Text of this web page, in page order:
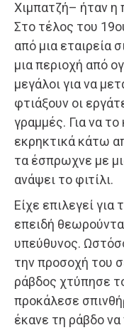
Χιμπατζή– ήταν η
Στο τέλος του
από μια εταιρεία
μια περιοχή από
μεγάλοι για να
φτιάξουν οι
γραμμές. Για να
εκρηκτικά κάτω
τα έσπρωχνε με
ανάψει το φιτίλι.
Είχε επιλεγεί για
επειδή
υπεύθυνος.
την προσοχή του
ράβδος χτύπησε
προκάλεσε
έκανε τη ράβδο